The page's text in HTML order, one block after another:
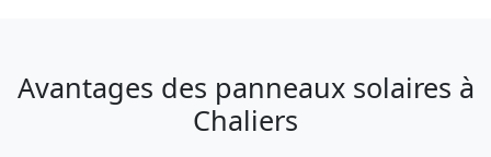
Avantages des panneaux solaires à
Chaliers